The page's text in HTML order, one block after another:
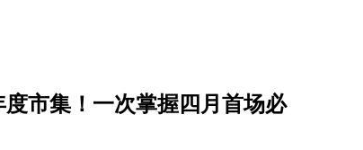
度市集！一次掌握四月首场必